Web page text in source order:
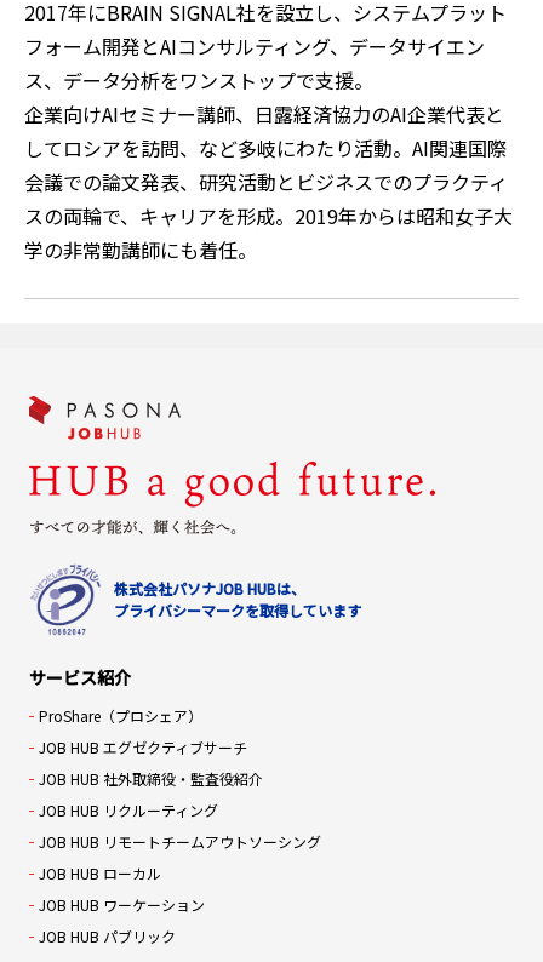
2017年にBRAIN SIGNAL社を設立し、システムプラット
フォーム開発とAIコンサルティング、データサイエン
ス、データ分析をワンストップで支援。
企業向けAIセミナー講師、日露経済協力のAI企業代表と
してロシアを訪問、など多岐にわたり活動。AI関連国際
会議での論文発表、研究活動とビジネスでのプラクティ
スの両輪で、キャリアを形成。2019年からは昭和女子大
学の非常勤講師にも着任。
株式会社パソナJOB HUBは、
プライバシーマークを取得しています
サービス紹介
ProShare（プロシェア）
JOB HUB エグゼクティブサーチ
JOB HUB 社外取締役・監査役紹介
JOB HUB リクルーティング
JOB HUB リモートチームアウトソーシング
JOB HUB ローカル
JOB HUB ワーケーション
JOB HUB パブリック